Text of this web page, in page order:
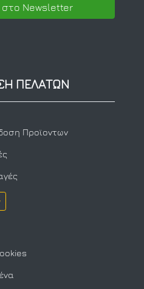
Newsletter
ΠΕΛΑΤΩΝ
Προϊοντων